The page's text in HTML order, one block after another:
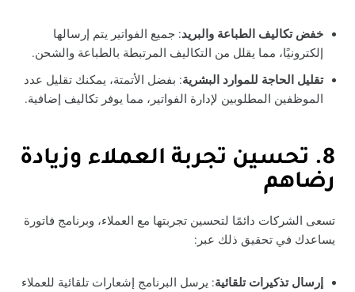
خفض تكاليف الطباعة والبريد: جميع الفواتير يتم إرسالها
إلكترونيًا، مما يقلل من التكاليف المرتبطة بالطباعة والشحن.
تقليل الحاجة للموارد البشرية: بفضل الأتمتة، يمكنك تقليل عدد
الموظفين المطلوبين لإدارة الفواتير، مما يوفر تكاليف إضافية.
8. تحسين تجربة العملاء وزيادة
رضاهم
تسعى الشركات دائمًا لتحسين تجربتها مع العملاء، وبرنامج فاتورة
يساعدك في تحقيق ذلك عبر:
إرسال تذكيرات تلقائية: يرسل البرنامج إشعارات تلقائية للعملاء